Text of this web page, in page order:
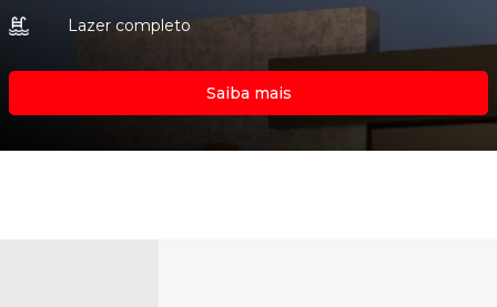
Lazer completo
Saiba mais